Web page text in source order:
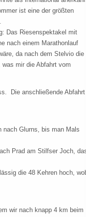
ist eine der größten
Das Riesenspektakel mit
nach einem Marathonlauf
da nach dem Stelvio die
mir die Abfahrt vom
Die anschließende Abfahrt
nach Glurns, bis man Mals
Prad am Stilfser Joch,
die 48 Kehren hoch,
wir nach knapp 4 km beim